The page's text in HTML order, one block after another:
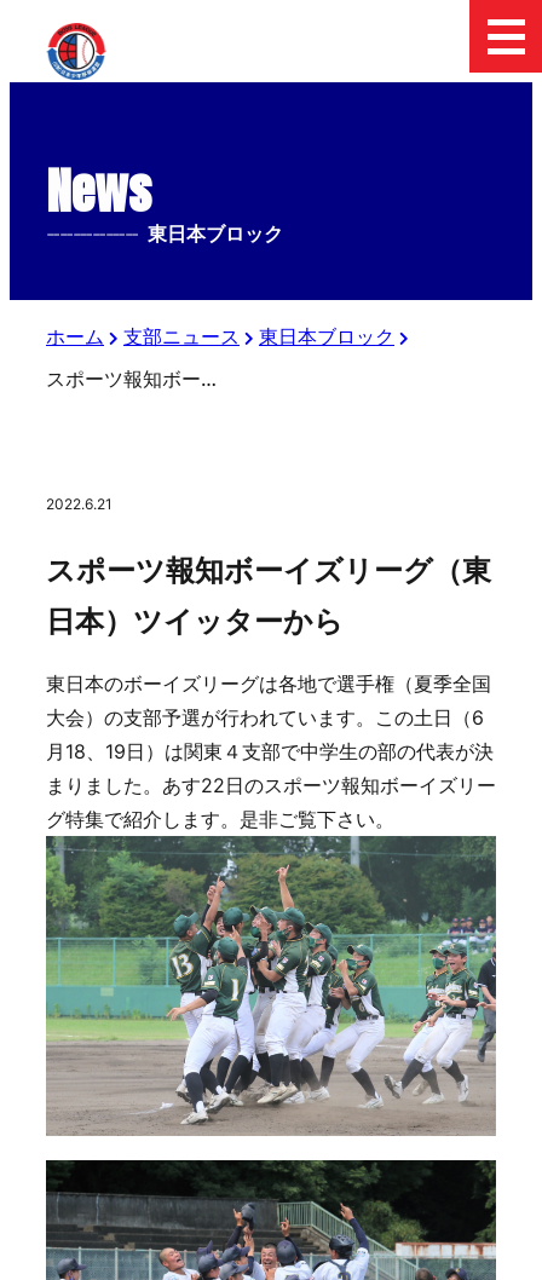
News
-------------- 東日本ブロック
ホーム 支部ニュース
東日本ブロック
スポーツ報知ボーイズリーグ（東日本）ツイッターから
2022.6.21
スポーツ報知ボーイズリーグ（東
日本）ツイッターから
東日本のボーイズリーグは各地で選手権（夏季全国
大会）の支部予選が行われています。この土日（6
月18、19日）は関東４支部で中学生の部の代表が決
まりました。あす22日のスポーツ報知ボーイズリー
グ特集で紹介します。是非ご覧下さい。